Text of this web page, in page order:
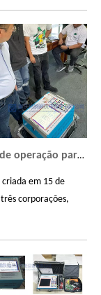
Nosso engenheiro forneceu treinamento de operação para NGCP no analisador de disjuntores GDGK-307
em 15 de
corporações,